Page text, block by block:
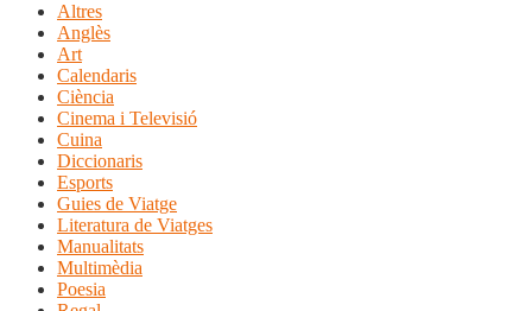
Altres
Anglès
Art
Calendaris
Ciència
Cinema i Televisió
Cuina
Diccionaris
Esports
Guies de Viatge
Literatura de Viatges
Manualitats
Multimèdia
Poesia